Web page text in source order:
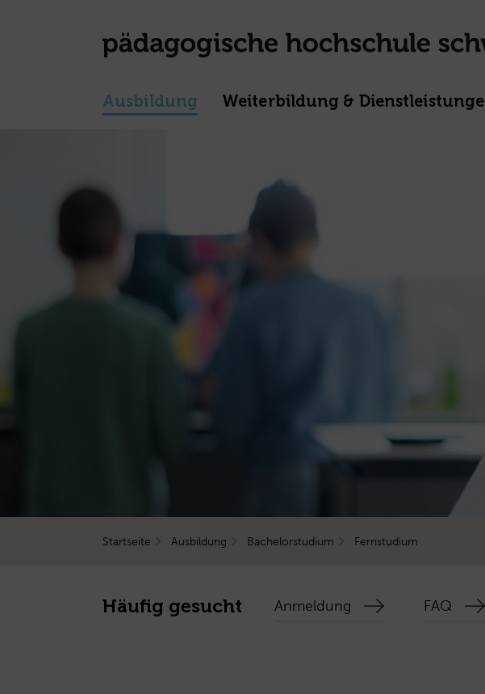
Ausbildung Weiterbildung &
Startseite Ausbildung Bachelorstudium Fernstudium
Häufig gesucht Anmeldung FAQ